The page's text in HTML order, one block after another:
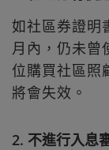
如社區券證明
月內，仍未曾
位購買社區照
將會失效。
2. 不進行入息